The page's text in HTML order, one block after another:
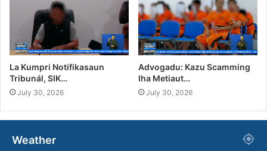
La Kumpri Notifikasaun
Tribunál, SIK…
July 30, 2026
Advogadu: Kazu Scamming
Iha Metiaut…
July 30, 2026
Weather